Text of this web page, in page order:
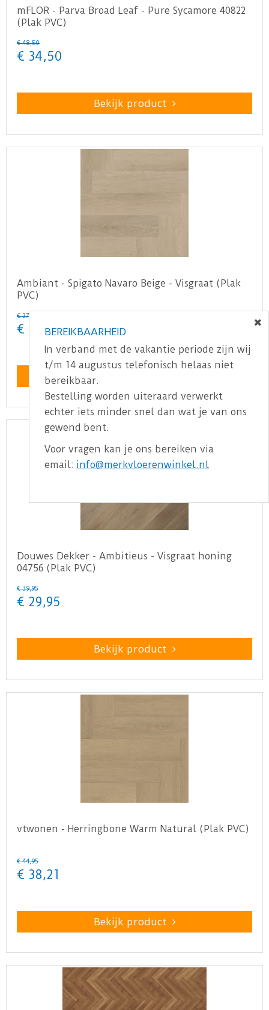
mFLOR - Parva Broad Leaf - Pure Sycamore 40822
(Plak PVC)
€ 48,50
€ 34,50
Bekijk product
Ambiant - Spigato Navaro Beige - Visgraat (Plak
PVC)
€ 37
€ ,25
Bekijk product
Douwes Dekker - Ambitieus - Visgraat honing
04756 (Plak PVC)
€ 39,95
€ 29,95
Bekijk product
vtwonen - Herringbone Warm Natural (Plak PVC)
€ 44,95
€ 38,21
Bekijk product
BEREIKBAARHEID
In verband met de vakantie periode zijn wij
t/m 14 augustus telefonisch helaas niet
bereikbaar.
Bestelling worden uiteraard verwerkt
echter iets minder snel dan wat je van ons
gewend bent.
Voor vragen kan je ons bereiken via
email: info@merkvloerenwinkel.nl